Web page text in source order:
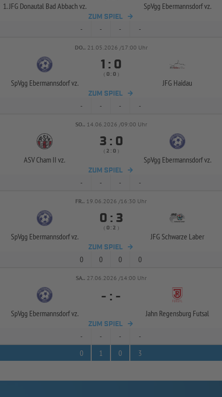
1. JFG Donautal Bad Abbach vz. SpVgg Ebermannsdorf vz.
ZUM SPIEL
- - - -
DO.. 21.05.2026 /17:00 Uhr
SpVgg Ebermannsdorf vz.
 : 
( :  )
JFG Haidau
ZUM SPIEL
- - - -
SO.. 14.06.2026 /09:00 Uhr
ASV Cham II vz.
 : 
(  :  )
SpVgg Ebermannsdorf vz.
ZUM SPIEL
- - - -
FR.. 19.06.2026 /16:30 Uhr
SpVgg Ebermannsdorf vz.
 : 
( :  )
JFG Schwarze Laber
ZUM SPIEL
0 0 0 0
SA.. 27.06.2026 /14:00 Uhr
SpVgg Ebermannsdorf vz.
- : -
Jahn Regensburg Futsal
ZUM SPIEL
- - -
-
0
1 0 3